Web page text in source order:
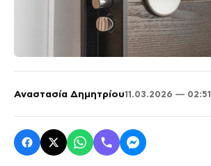
Αναστασία Δημητρίου11.03.2026 — 02:51